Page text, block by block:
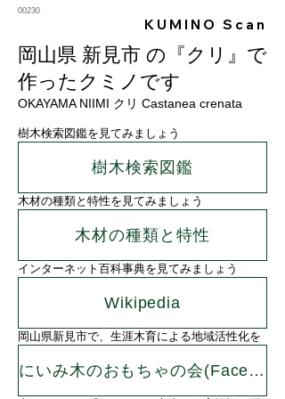
00230
KUMINO Scan
岡山県 新見市 の『クリ』で
作ったクミノです
OKAYAMA NIIMI クリ Castanea crenata
樹木検索図鑑を見てみましょう
樹木検索図鑑
木材の種類と特性を見てみましょう
木材の種類と特性
インターネット百科事典を見てみましょう
Wikipedia
岡山県新見市で、生涯木育による地域活性化を
にいみ木のおもちゃの会(Facebook)